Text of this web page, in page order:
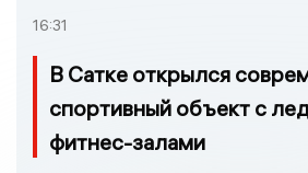
16:31
В Сатке открылся
спортивный объект с
фитнес-залами